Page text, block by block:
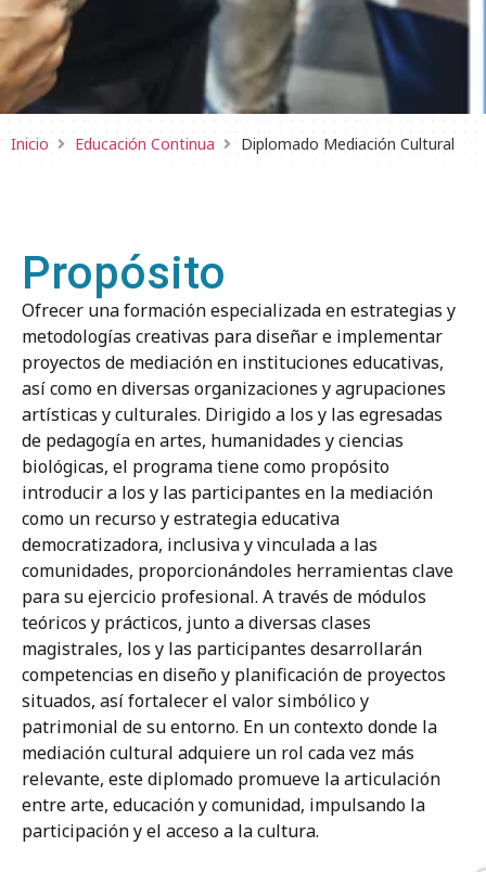
Inicio Educación Continua Diplomado Mediación Cultural
Propósito
Ofrecer una formación especializada en estrategias y
metodologías creativas para diseñar e implementar
proyectos de mediación en instituciones educativas,
así como en diversas organizaciones y agrupaciones
artísticas y culturales. Dirigido a los y las egresadas
de pedagogía en artes, humanidades y ciencias
biológicas, el programa tiene como propósito
introducir a los y las participantes en la mediación
como un recurso y estrategia educativa
democratizadora, inclusiva y vinculada a las
comunidades, proporcionándoles herramientas clave
para su ejercicio profesional. A través de módulos
teóricos y prácticos, junto a diversas clases
magistrales, los y las participantes desarrollarán
competencias en diseño y planificación de proyectos
situados, así fortalecer el valor simbólico y
patrimonial de su entorno. En un contexto donde la
mediación cultural adquiere un rol cada vez más
relevante, este diplomado promueve la articulación
entre arte, educación y comunidad, impulsando la
participación y el acceso a la cultura.